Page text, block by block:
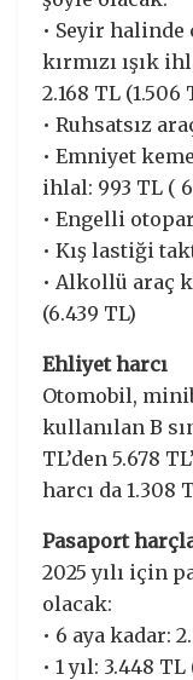
• Seyir
kırmızı ışık
2.168 TL (1.506
• Ruhsatsız
• Emniyet
ihlal: 993 TL (
• Engelli
• Kış lastiği
• Alkollü araç
(6.439 TL)
Ehliyet harcı
Otomobil,
kullanılan B
TL’den 5.678
harcı da 1.308
Pasaport
2025 yılı için
olacak:
• 6 aya kadar:
• 1 yıl: 3.448